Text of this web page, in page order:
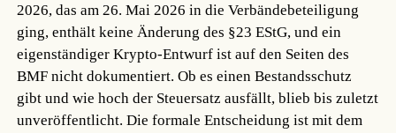
2026, das am 26. Mai 2026 in die Verbändebeteiligung
ging, enthält keine Änderung des §23 EStG, und ein
eigenständiger Krypto-Entwurf ist auf den Seiten des
BMF nicht dokumentiert. Ob es einen Bestandsschutz
gibt und wie hoch der Steuersatz ausfällt, blieb bis zuletzt
unveröffentlicht. Die formale Entscheidung ist mit dem